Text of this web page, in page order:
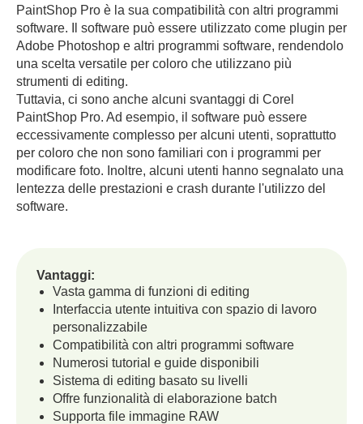
PaintShop Pro è la sua compatibilità con altri programmi
software. Il software può essere utilizzato come plugin per
Adobe Photoshop e altri programmi software, rendendolo
una scelta versatile per coloro che utilizzano più
strumenti di editing.
Tuttavia, ci sono anche alcuni svantaggi di Corel
PaintShop Pro. Ad esempio, il software può essere
eccessivamente complesso per alcuni utenti, soprattutto
per coloro che non sono familiari con i programmi per
modificare foto. Inoltre, alcuni utenti hanno segnalato una
lentezza delle prestazioni e crash durante l'utilizzo del
software.
Vantaggi:
Vasta gamma di funzioni di editing
Interfaccia utente intuitiva con spazio di lavoro
personalizzabile
Compatibilità con altri programmi software
Numerosi tutorial e guide disponibili
Sistema di editing basato su livelli
Offre funzionalità di elaborazione batch
Supporta file immagine RAW